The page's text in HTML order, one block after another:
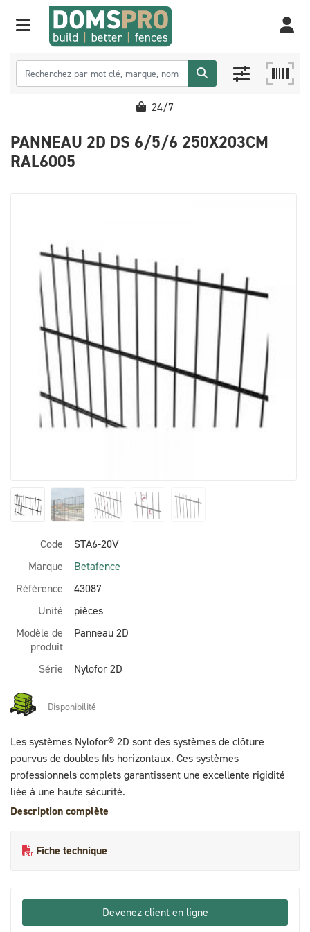
24/7
PANNEAU 2D DS 6/5/6 250X203CM
RAL6005
Code
STA6-20V
Marque
Betafence
Référence
43087
Unité
pièces
Modèle de
produit
Panneau 2D
Série Nylofor 2D
Disponibilité
Les systèmes Nylofor® 2D sont des systèmes de clôture
pourvus de doubles fils horizontaux. Ces systèmes
professionnels complets garantissent une excellente rigidité
liée à une haute sécurité.
Description complète
Fiche technique
Devenez client en ligne